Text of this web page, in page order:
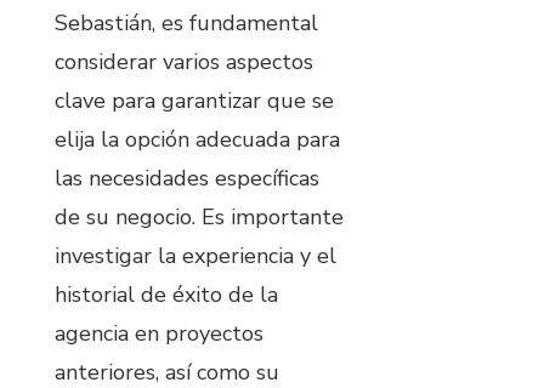
Sebastián, es fundamental
considerar varios aspectos
clave para garantizar que se
elija la opción adecuada para
las necesidades específicas
de su negocio. Es importante
investigar la experiencia y el
historial de éxito de la
agencia en proyectos
anteriores, así como su